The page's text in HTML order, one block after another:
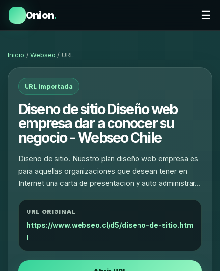
Onion. ☰
Inicio / Webseo / URL
URL importada
Diseno de sitio Diseño web
empresa dar a conocer su
negocio - Webseo Chile
Diseno de sitio. Nuestro plan diseño web empresa es
para aquellas organizaciones que desean tener en
Internet una carta de presentación y auto administrar…
URL ORIGINAL
https://www.webseo.cl/d5/diseno-de-sitio.htm
l